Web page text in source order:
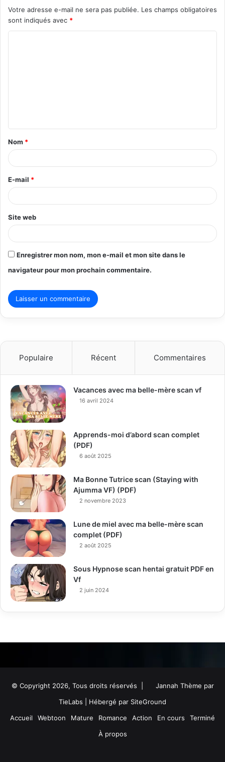
Votre adresse e-mail ne sera pas publiée. Les champs obligatoires
sont indiqués avec *
t
a
i
e
*
Nom *
E-mail *
Site web
Enregistrer mon nom, mon e-mail et mon site dans le
navigateur pour mon prochain commentaire.
Populaire Récent Commentaires
Vacances avec ma belle-mère scan vf
16 avril 2024
Apprends-moi d’abord scan complet
(PDF)
6 août 2025
Ma Bonne Tutrice scan (Staying with
Ajumma VF) (PDF)
2 novembre 2023
Lune de miel avec ma belle-mère scan
complet (PDF)
2 août 2025
Sous Hypnose scan hentai gratuit PDF en
Vf
2 juin 2024
© Copyright 2026, Tous droits réservés |
Jannah Thème par
TieLabs | Hébergé par SiteGround
Accueil
Webtoon Mature Romance Action En cours
Terminé
À propos